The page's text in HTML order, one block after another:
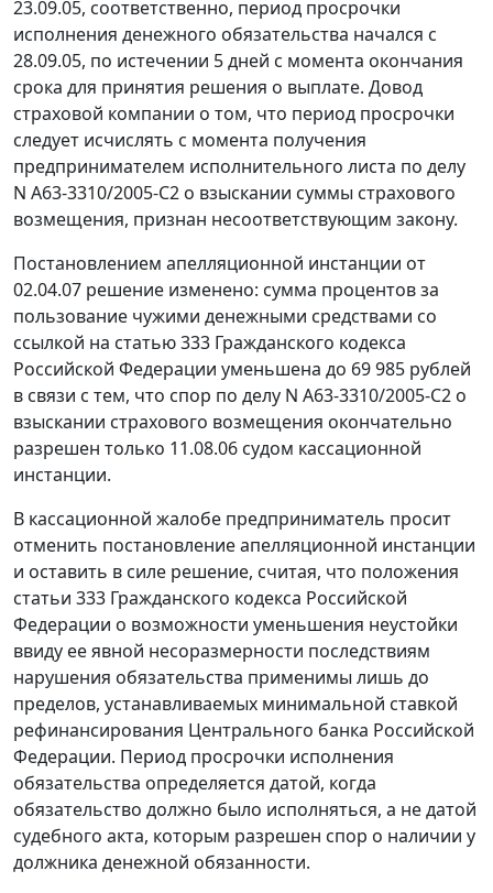
23.09.05, соответственно, период просрочки
исполнения денежного обязательства начался с
28.09.05, по истечении 5 дней с момента окончания
срока для принятия решения о выплате. Довод
страховой компании о том, что период просрочки
следует исчислять с момента получения
предпринимателем исполнительного листа по делу
N А63-3310/2005-С2 о взыскании суммы страхового
возмещения, признан несоответствующим закону.
Постановлением апелляционной инстанции от
02.04.07 решение изменено: сумма процентов за
пользование чужими денежными средствами со
ссылкой на статью 333 Гражданского кодекса
Российской Федерации уменьшена до 69 985 рублей
в связи с тем, что спор по делу N А63-3310/2005-С2 о
взыскании страхового возмещения окончательно
разрешен только 11.08.06 судом кассационной
инстанции.
В кассационной жалобе предприниматель просит
отменить постановление апелляционной инстанции
и оставить в силе решение, считая, что положения
статьи 333 Гражданского кодекса Российской
Федерации о возможности уменьшения неустойки
ввиду ее явной несоразмерности последствиям
нарушения обязательства применимы лишь до
пределов, устанавливаемых минимальной ставкой
рефинансирования Центрального банка Российской
Федерации. Период просрочки исполнения
обязательства определяется датой, когда
обязательство должно было исполняться, а не датой
судебного акта, которым разрешен спор о наличии у
должника денежной обязанности.